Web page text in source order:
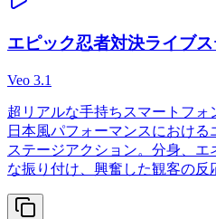
エピック忍者対決ライブ
Veo 3.1
超リアルな手持ちスマートフ
日本風パフォーマンスにおけ
ステージアクション。分身、
な振り付け、興奮した観客の反